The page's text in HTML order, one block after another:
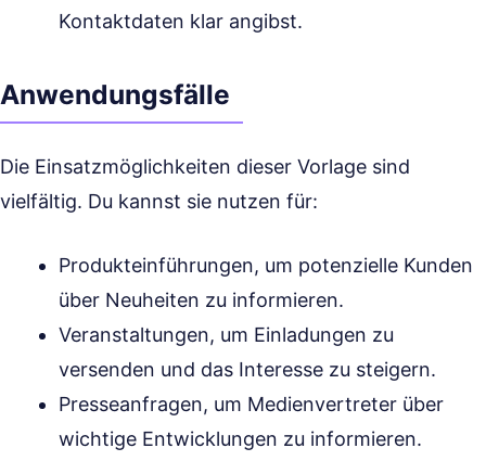
Kontaktdaten klar angibst.
Anwendungsfälle
Die Einsatzmöglichkeiten dieser Vorlage sind
vielfältig. Du kannst sie nutzen für:
Produkteinführungen, um potenzielle Kunden
über Neuheiten zu informieren.
Veranstaltungen, um Einladungen zu
versenden und das Interesse zu steigern.
Presseanfragen, um Medienvertreter über
wichtige Entwicklungen zu informieren.